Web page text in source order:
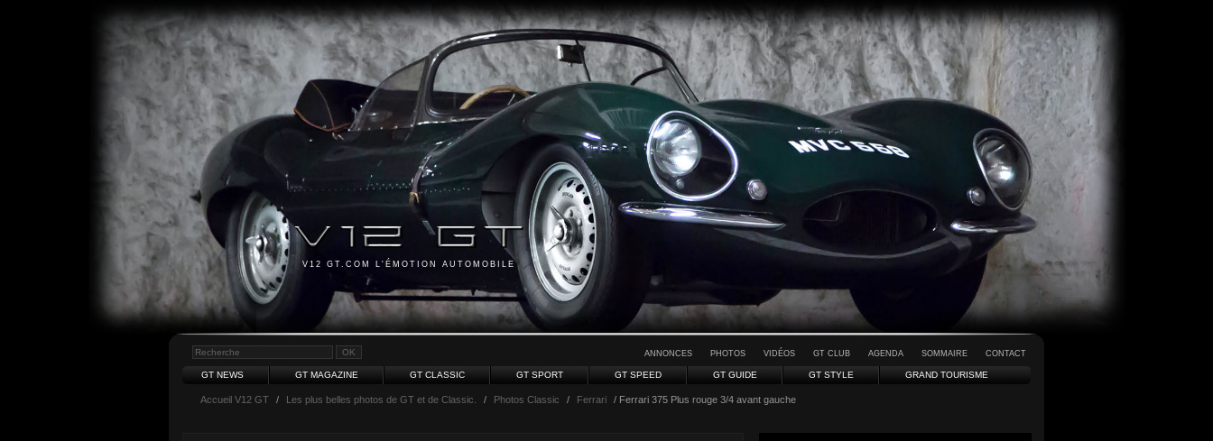
V12 GT.COM L'ÉMOTION AUTOMOBILE
ANNONCES PHOTOS VIDÉOS GT CLUB AGENDA SOMMAIRE CONTACT
GT NEWS GT MAGAZINE GT CLASSIC GT SPORT GT SPEED GT GUIDE GT STYLE GRAND TOURISME
Accueil V12 GT / Les plus belles photos de GT et de Classic. / Photos Classic / Ferrari / Ferrari 375 Plus rouge 3/4 avant gauche